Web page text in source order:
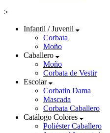
>
Infantil / Juvenil
Corbata
Moño
Caballero
Moño
Corbata de Vestir
Escolar
Corbatin Dama
Mascada
Corbata Caballero
Catálogo Colores
Poliéster Caballero